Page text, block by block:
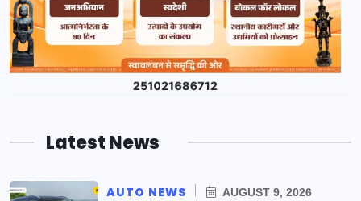
Latest News
AUTO NEWS AUGUST 9, 2026